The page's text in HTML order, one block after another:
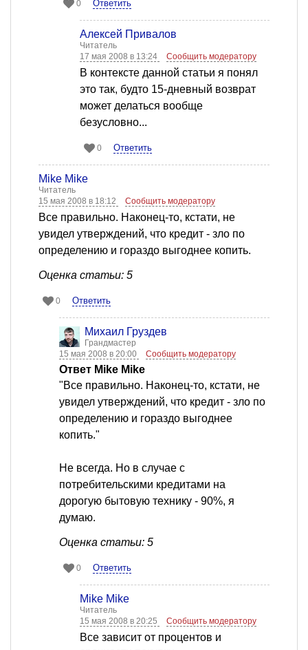
0 Ответить
Алексей Привалов
Читатель
17 мая 2008 в 13:24
Сообщить модератору
В контексте данной статьи я понял
это так, будто 15-дневный возврат
может делаться вообще
безусловно...
0 Ответить
Mike Mike
Читатель
15 мая 2008 в 18:12
Сообщить модератору
Все правильно. Наконец-то, кстати, не
увидел утверждений, что кредит - зло по
определению и гораздо выгоднее копить.
Оценка статьи: 5
0 Ответить
Михаил Груздев
Грандмастер
15 мая 2008 в 20:00
Сообщить модератору
Ответ Mike Mike
"Все правильно. Наконец-то, кстати, не
увидел утверждений, что кредит - зло по
определению и гораздо выгоднее
копить."
Не всегда. Но в случае с
потребительскими кредитами на
дорогую бытовую технику - 90%, я
думаю.
Оценка статьи: 5
0 Ответить
Mike Mike
Читатель
15 мая 2008 в 20:25
Сообщить модератору
Все зависит от процентов и